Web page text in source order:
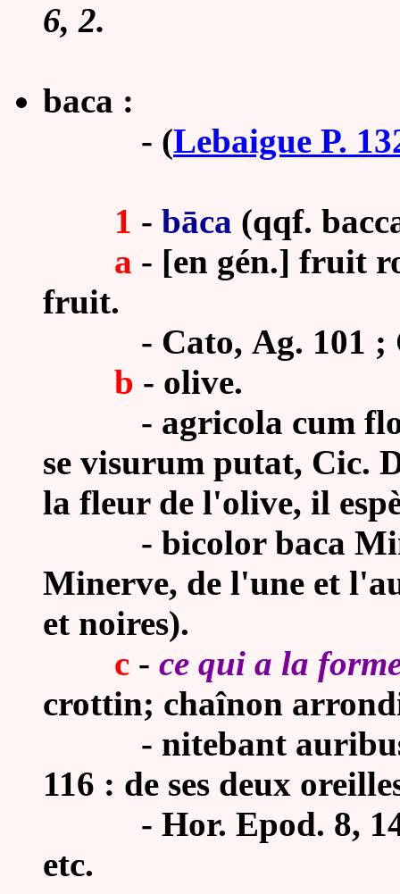
6, 2.
baca :
- (Lebaigue P.
1 - bāca (qqf.
a - [en gén.] fruit
fruit.
- Cato, Ag. 101 ;
b - olive.
- agricola cum
se visurum putat, Cic.
la fleur de l'olive, il
- bicolor baca
Minerve, de l'une et
et noires).
c - ce qui a la
crottin; chaînon
- nitebant auribus
116 : de ses deux
- Hor. Epod. 8,
etc.